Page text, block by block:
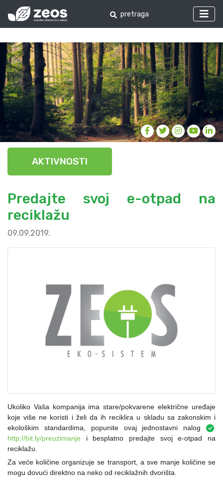
AKTIVNOSTI
Predajte svoj e-otpad na
reciklažu
09.09.2019.
Ukoliko Vaša kompanija ima stare/pokvarene električne uređaje
koje više ne koristi i želi da ih reciklira u skladu sa zakonskim i
ekološkim standardima, popunite ovaj jednostavni nalog
http://bit.ly/preuzimanje i besplatno predajte svoj e-otpad na
reciklažu.
Za veće količine organizuje se transport, a sve manje količine se
mogu dovući direktno na neko od reciklažnih dvorišta.